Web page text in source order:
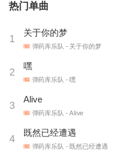
热门单曲
1
关于你的梦
弹药库乐队 - 关于你的梦
2
嘿
弹药库乐队 - 嘿
3
Alive
弹药库乐队 - Alive
4
既然已经遭遇
弹药库乐队 - 既然已经遭遇